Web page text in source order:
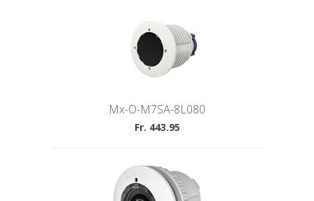
Mx-O-M7SA-8L080
Fr. 443.95